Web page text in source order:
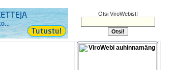
Otsi ViroWebist!